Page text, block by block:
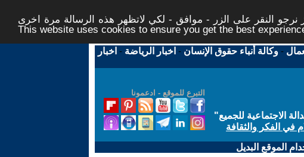
النقر على الزر - موافق - لكي لاتظهر هذه الرسالة مرة اخرى -
This website uses cookies to ensure you get the best
-وكالة أنباء حقوق الإنسان - اخبار الرياضة - اخبار
التبرع للموقع - ادعمونا
الاجتماعية للجميع"
في الفكر والثقافة
الموقع البديل